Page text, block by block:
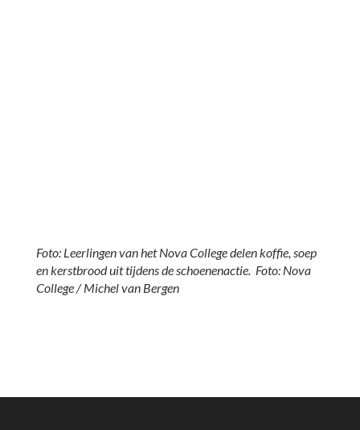
Foto: Leerlingen van het Nova College delen koffie, soep
en kerstbrood uit tijdens de schoenenactie. Foto: Nova
College / Michel van Bergen